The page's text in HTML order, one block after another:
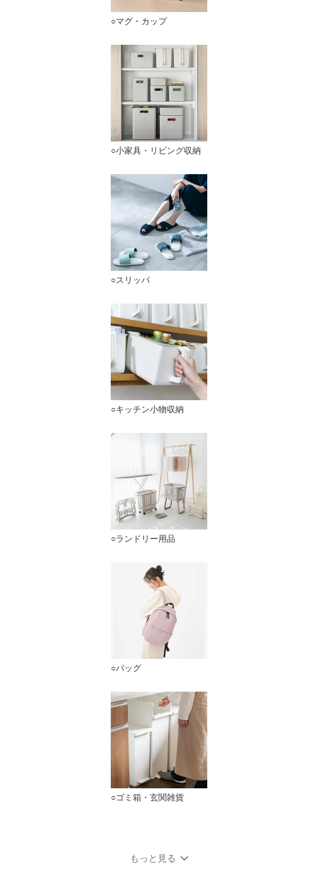
○マグ・カップ
○小家具・リビング収納
○スリッパ
○キッチン小物収納
○ランドリー用品
○バッグ
○ゴミ箱・玄関雑貨
もっと見る